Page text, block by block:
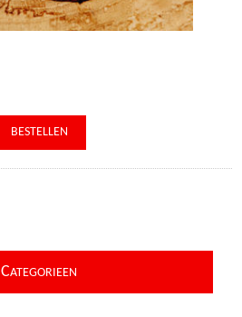
CATEGORIEEN